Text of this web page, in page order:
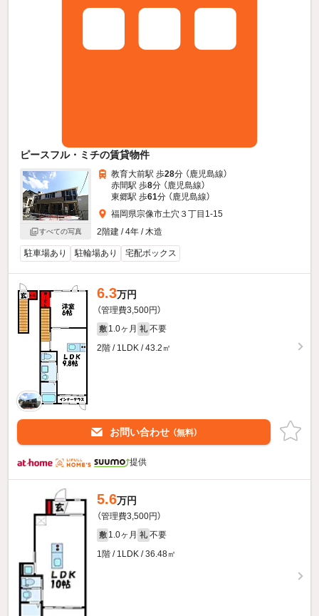
ピースフル・ミチの賃貸物件
すべての写真
教育大前駅 歩28分 （鹿児島線）
赤間駅 歩8分 （鹿児島線）
東郷駅 歩61分 （鹿児島線）
福岡県宗像市土穴３丁目1-15
2階建 / 4年 / 木造
駐車場あり 駐輪場あり 宅配ボックス
6.3万円
（管理費3,500円）
敷 1.0ヶ月 礼 不要
2階 / 1LDK / 43.2㎡
お問い合わせ （無料）
提供
5.6万円
（管理費3,500円）
敷 1.0ヶ月 礼 不要
1階 / 1LDK / 36.48㎡